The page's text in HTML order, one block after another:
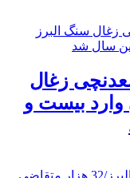
شدن ۲۰ معدنچی زغال
وارد بیست و